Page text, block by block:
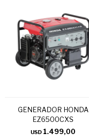
GENERADOR HONDA
EZ6500CXS
USD 1.499,00